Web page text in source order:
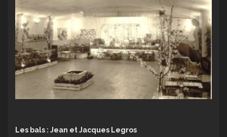
Les bals : Jean et Jacques Legros